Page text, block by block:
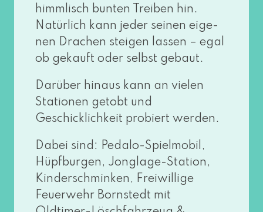
himm­lisch bun­ten Treiben hin.
Natürlich kann jeder sei­nen eige­
nen Drachen stei­gen las­sen – egal
ob gekauft oder selbst gebaut.
Darüber hin­aus kann an vie­len
Stationen getobt und
Geschicklichkeit pro­biert werden.
Dabei sind: Pedalo-Spielmobil,
Hüpfburgen, Jonglage-Station,
Kinderschminken, Freiwillige
Feuerwehr Bornstedt mit